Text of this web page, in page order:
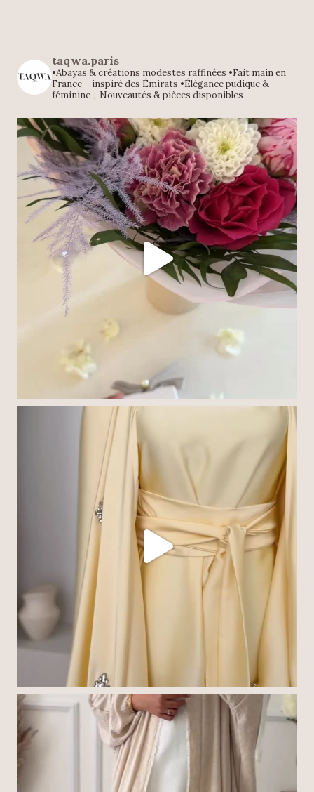
taqwa.paris
•Abayas & créations modestes raffinées •Fait main en
France – inspiré des Émirats •Élégance pudique &
féminine ↓ Nouveautés & pièces disponibles